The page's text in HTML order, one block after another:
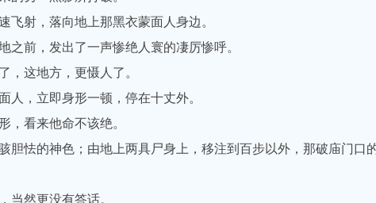
射，落向地上那黑衣蒙面人身边。
前，发出了一声惨绝人寰的凄厉惨呼。
这地方，更慑人了。
，立即身形一顿，停在十丈外。
看来他命不该绝。
的神色；由地上两具尸身上，移注到百步以外，那破庙门口的
然更没有答话。